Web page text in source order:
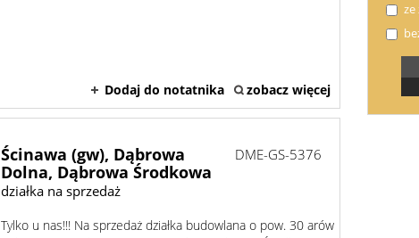
Dodaj do notatnika zobacz więcej
Ścinawa (gw), Dąbrowa
Dolna, Dąbrowa Środkowa
działka na sprzedaż
DME-GS-5376
Tylko u nas!!! Na sprzedaż działka budowlana o pow. 30 arów
ze